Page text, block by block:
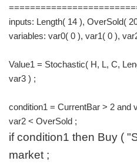
inputs: Length( 14 ), OverSold(
variables: var0( 0 ), var1( 0 ),
Value1 = Stochastic( H, L, C,
var3 ) ;
condition1 = CurrentBar > 2 and
var2 < OverSold ;
if condition1 then Buy (
market ;